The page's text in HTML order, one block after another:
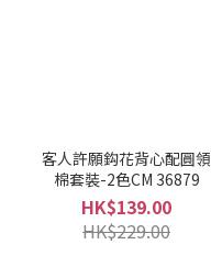
客人許願鈎花背心配圓領
棉套裝-2色CM 36879
HK$139.00
HK$229.00